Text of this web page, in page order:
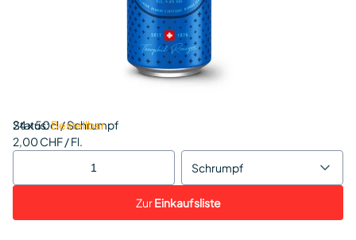
Status:Bestellbar
24 x 50cl / Schrumpf
2,00 CHF / Fl.
Schrumpf
ZurEinkaufsliste